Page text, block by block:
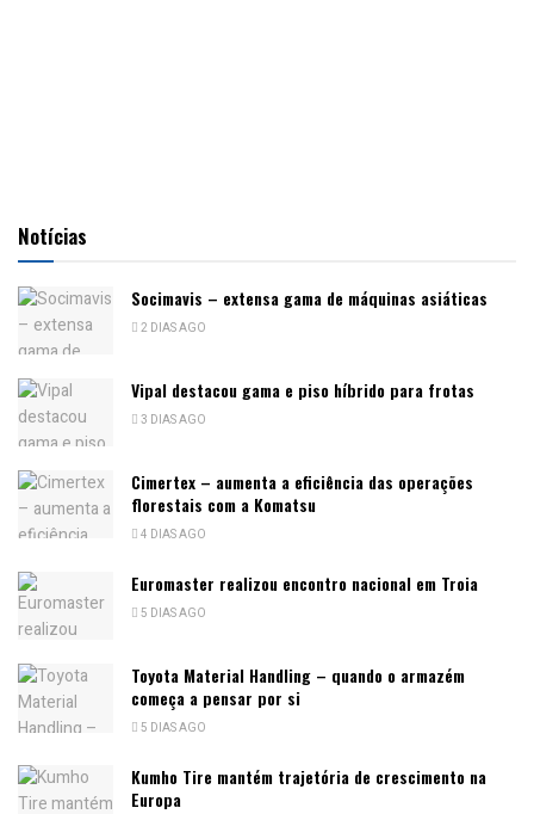
Notícias
Socimavis – extensa gama de máquinas asiáticas
2 DIAS AGO
Vipal destacou gama e piso híbrido para frotas
3 DIAS AGO
Cimertex – aumenta a eficiência das operações
florestais com a Komatsu
4 DIAS AGO
Euromaster realizou encontro nacional em Troia
5 DIAS AGO
Toyota Material Handling – quando o armazém
começa a pensar por si
5 DIAS AGO
Kumho Tire mantém trajetória de crescimento na
Europa